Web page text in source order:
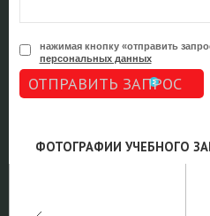
нажимая кнопку «отправить
персональных данных
ОТПРАВИТЬ ЗАПРОС
ФОТОГРАФИИ УЧЕБНОГО